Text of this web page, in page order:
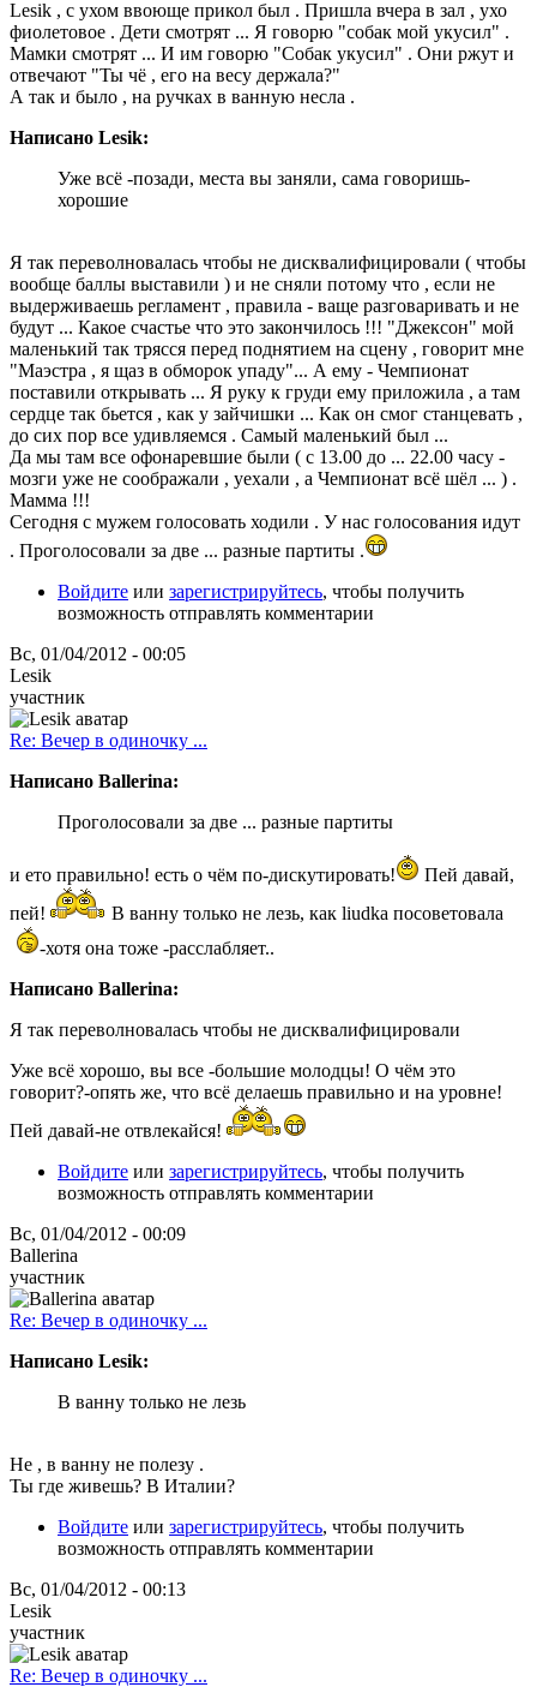
Lesik , с ухом ввоюще прикол был . Пришла вчера в зал , ухо
фиолетовое . Дети смотрят ... Я говорю "собак мой укусил" .
Мамки смотрят ... И им говорю "Собак укусил" . Они ржут и
отвечают "Ты чё , его на весу держала?"
А так и было , на ручках в ванную несла .
Написано Lesik:
Уже всё -позади, места вы заняли, сама говоришь-
хорошие
Я так переволновалась чтобы не дисквалифицировали ( чтобы
вообще баллы выставили ) и не сняли потому что , если не
выдерживаешь регламент , правила - ваще разговаривать и не
будут ... Какое счастье что это закончилось !!! "Джексон" мой
маленький так трясся перед поднятием на сцену , говорит мне
"Маэстра , я щаз в обморок упаду"... А ему - Чемпионат
поставили открывать ... Я руку к груди ему приложила , а там
сердце так бьется , как у зайчишки ... Как он смог станцевать ,
до сих пор все удивляемся . Самый маленький был ...
Да мы там все офонаревшие были ( с 13.00 до ... 22.00 часу -
мозги уже не соображали , уехали , а Чемпионат всё шёл ... ) .
Мамма !!!
Сегодня с мужем голосовать ходили . У нас голосования идут
. Проголосовали за две ... разные партиты .
Войдите или зарегистрируйтесь, чтобы получить
возможность отправлять комментарии
Вс, 01/04/2012 - 00:05
Lesik
участник
Re: Вечер в одиночку ...
Написано Ballerina:
Проголосовали за две ... разные партиты
и ето правильно! есть о чём по-дискутировать!
Пей давай,
пей!
В ванну только не лезь, как liudka посоветовала
-хотя она тоже -расслабляет..
Написано Ballerina:
Я так переволновалась чтобы не дисквалифицировали
Уже всё хорошо, вы все -большие молодцы! О чём это
говорит?-опять же, что всё делаешь правильно и на уровне!
Пей давай-не отвлекайся!
Войдите или зарегистрируйтесь, чтобы получить
возможность отправлять комментарии
Вс, 01/04/2012 - 00:09
Ballerina
участник
Re: Вечер в одиночку ...
Написано Lesik:
В ванну только не лезь
Не , в ванну не полезу .
Ты где живешь? В Италии?
Войдите или зарегистрируйтесь, чтобы получить
возможность отправлять комментарии
Вс, 01/04/2012 - 00:13
Lesik
участник
Re: Вечер в одиночку ...